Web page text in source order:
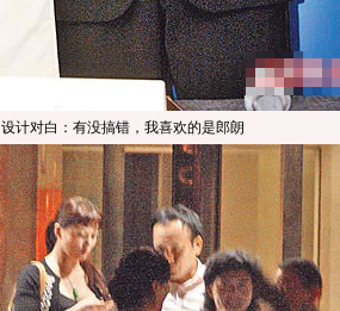
设计对白：有没搞错，我喜欢的是郎朗